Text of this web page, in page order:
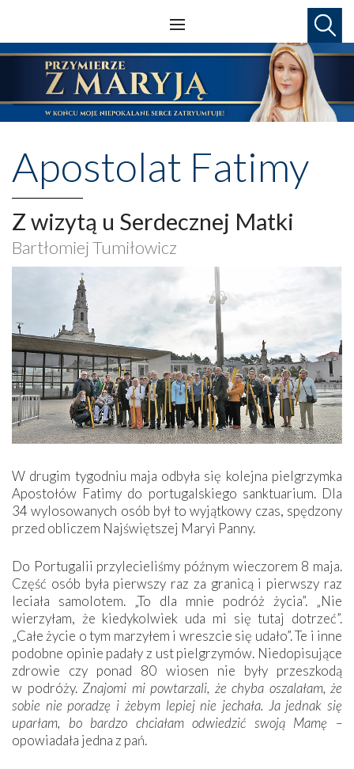
Apostolat Fatimy
Z wizytą u Serdecznej Matki
Bartłomiej Tumiłowicz
W drugim tygodniu maja odbyła się kolejna pielgrzymka
Apostołów Fatimy do portugalskiego sanktuarium. Dla
34 wylosowanych osób był to wyjątkowy czas, spędzony
przed obliczem Najświętszej Maryi Panny.
Do Portugalii przylecieliśmy późnym wieczorem 8 maja.
Część osób była pierwszy raz za granicą i pierwszy raz
leciała samolotem. „To dla mnie podróż życia”. „Nie
wierzyłam, że kiedykolwiek uda mi się tutaj dotrzeć”.
„Całe życie o tym marzyłem i wreszcie się udało”. Te i inne
podobne opinie padały z ust pielgrzymów. Niedopisujące
zdrowie czy ponad 80 wiosen nie były przeszkodą
w podróży. Znajomi mi powtarzali, że chyba oszalałam, że
sobie nie poradzę i żebym lepiej nie jechała. Ja jednak się
uparłam, bo bardzo chciałam odwiedzić swoją Mamę –
opowiadała jedna z pań.